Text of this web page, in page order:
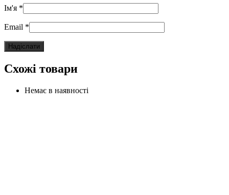
Ім'я *
Email *
Схожі товари
Немає в наявності